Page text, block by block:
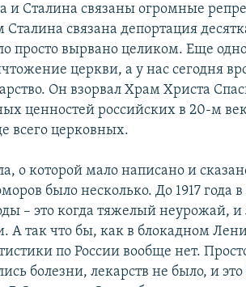
и Сталина связаны огромные
связана депортация
просто вырвано целиком. Еще
церкви, а у нас сегодня
Он взорвал Храм Христа
ценностей российских в 20-м
всего церковных.
о которой мало написано и
было несколько. До 1917 года
– это когда тяжелый неурожай,
А так что бы, как в блокадном
по России вообще нет.
болезни, лекарств не было, и